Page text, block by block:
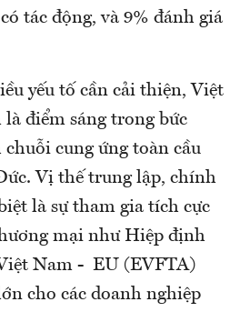
tác động, và 9% đánh giá
yếu tố cần cải thiện, Việt
điểm sáng trong bức
cung ứng toàn cầu
Vị thế trung lập, chính
là sự tham gia tích cực
mại như Hiệp định
Nam - EU (EVFTA)
cho các doanh nghiệp